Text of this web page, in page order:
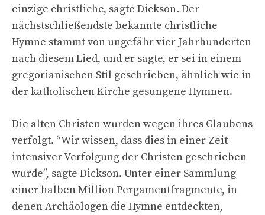
einzige christliche, sagte Dickson. Der
nächstschließendste bekannte christliche
Hymne stammt von ungefähr vier Jahrhunderten
nach diesem Lied, und er sagte, er sei in einem
gregorianischen Stil geschrieben, ähnlich wie in
der katholischen Kirche gesungene Hymnen.
Die alten Christen wurden wegen ihres Glaubens
verfolgt. “Wir wissen, dass dies in einer Zeit
intensiver Verfolgung der Christen geschrieben
wurde”, sagte Dickson. Unter einer Sammlung
einer halben Million Pergamentfragmente, in
denen Archäologen die Hymne entdeckten,